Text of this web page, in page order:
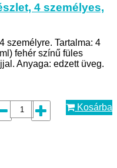
4 személyes,
személyre. Tartalma: 4
fehér színű füles
Anyaga: edzett üveg.
Kosárba